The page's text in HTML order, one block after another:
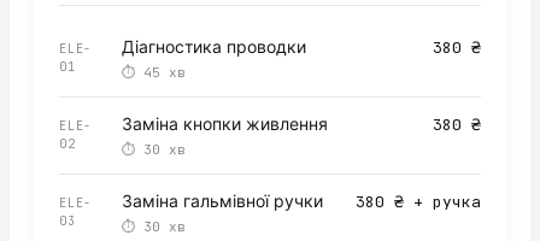
ELE-
01
Діагностика проводки
⏱ 45 хв
380 ₴
ELE-
02
Заміна кнопки живлення
⏱ 30 хв
380 ₴
ELE-
03
Заміна гальмівної ручки
⏱ 30 хв
380 ₴ + ручка